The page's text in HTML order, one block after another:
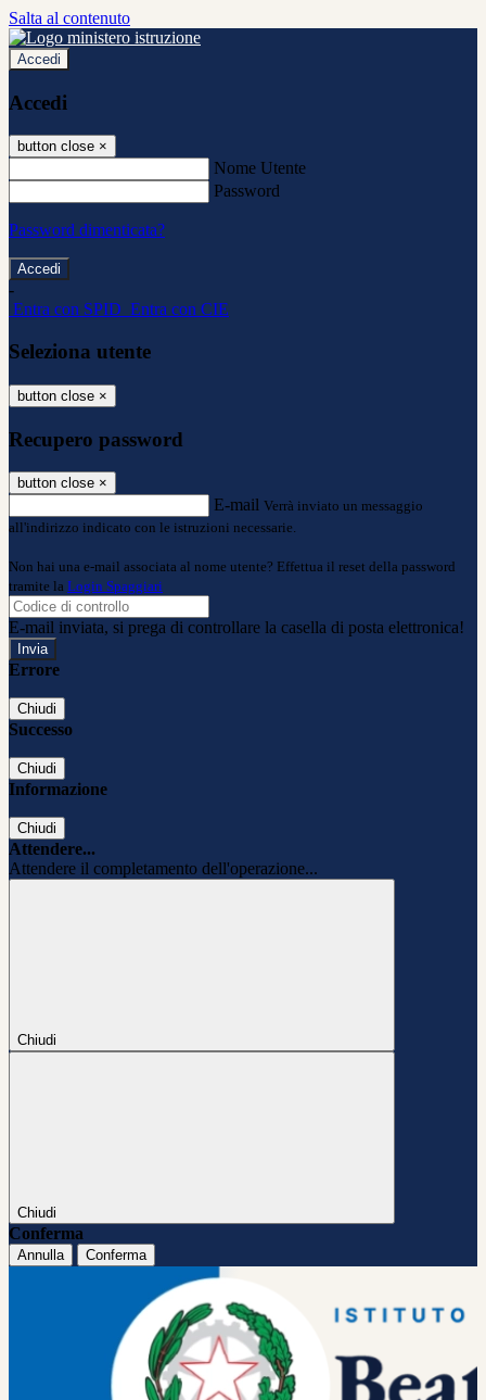
Salta al contenuto
Accedi
Accedi
button close ×
Nome Utente
Password
Password dimenticata?
-
Entra con SPID Entra con CIE
Seleziona utente
button close ×
Recupero password
button close ×
E-mail Verrà inviato un messaggio
all'indirizzo indicato con le istruzioni necessarie.
Non hai una e-mail associata al nome utente? Effettua il reset della password
tramite la Login Spaggiari
E-mail inviata, si prega di controllare la casella di posta elettronica!
Errore
Chiudi
Successo
Chiudi
Informazione
Chiudi
Attendere...
Attendere il completamento dell'operazione...
Chiudi
Chiudi
Conferma
Annulla Conferma